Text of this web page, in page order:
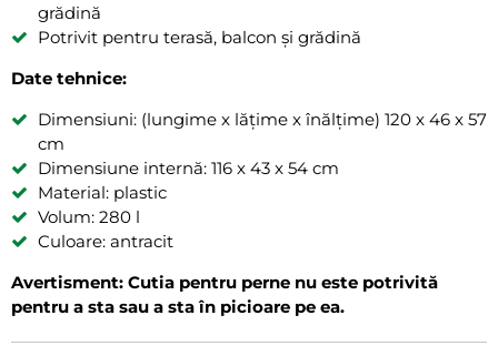
grădină
Potrivit pentru terasă, balcon și grădină
Date tehnice:
Dimensiuni: (lungime x lățime x înălțime) 120 x 46 x 57
cm
Dimensiune internă: 116 x 43 x 54 cm
Material: plastic
Volum: 280 l
Culoare: antracit
Avertisment: Cutia pentru perne nu este potrivită
pentru a sta sau a sta în picioare pe ea.